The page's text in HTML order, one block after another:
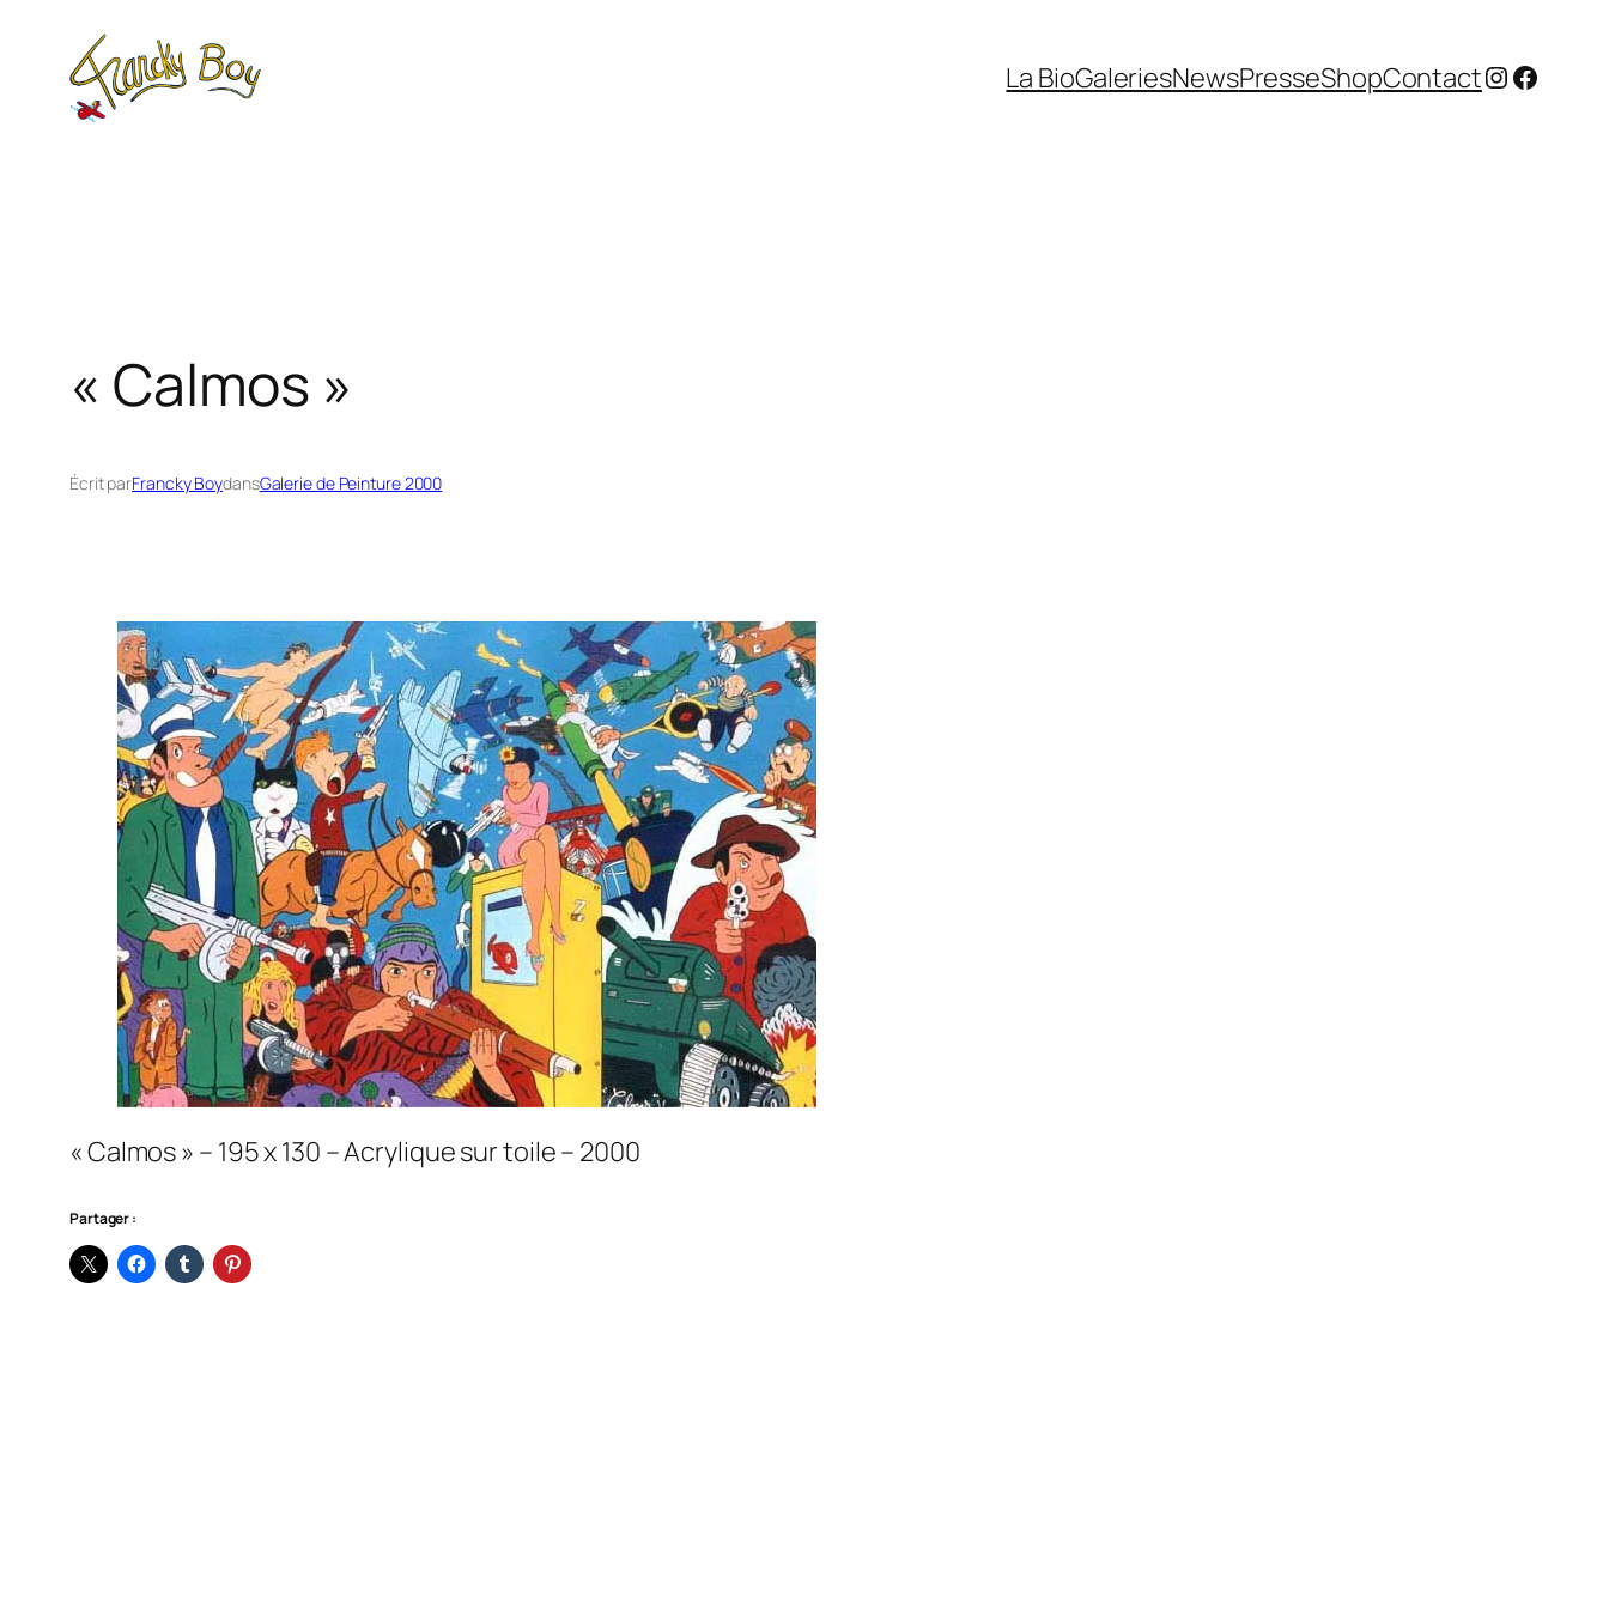
contenu
La BioGaleriesNewsPresseShopContactInstagram
« Calmos »
Écrit parFrancky BoydansGalerie de Peinture 2000
« Calmos » – 195 x 130 – Acrylique sur toile – 2000
Partager :